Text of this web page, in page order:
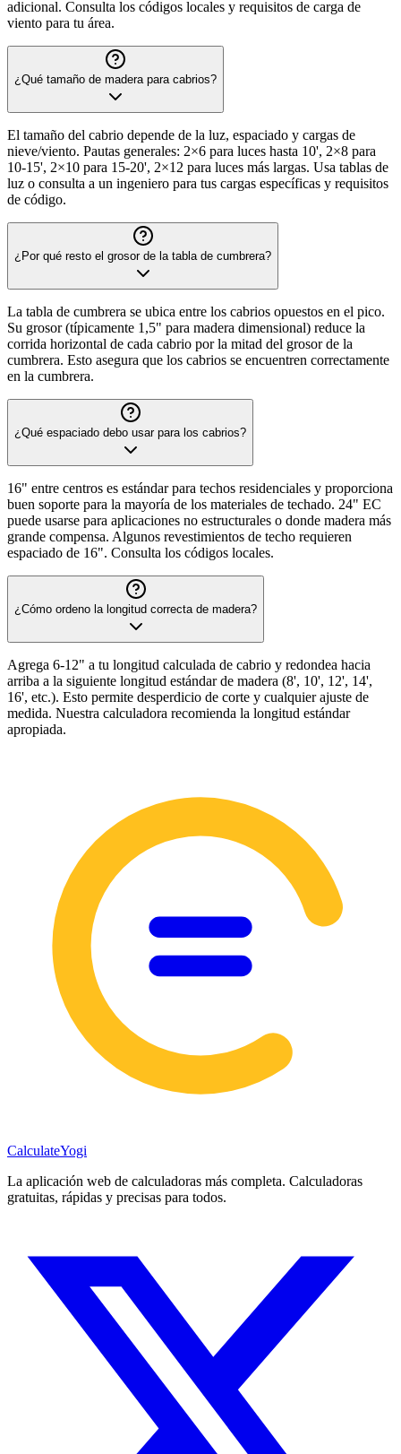
adicional. Consulta los códigos locales y requisitos de carga de
viento para tu área.
¿Qué tamaño de madera para cabrios?
El tamaño del cabrio depende de la luz, espaciado y cargas de
nieve/viento. Pautas generales: 2×6 para luces hasta 10', 2×8 para
10-15', 2×10 para 15-20', 2×12 para luces más largas. Usa tablas de
luz o consulta a un ingeniero para tus cargas específicas y requisitos
de código.
¿Por qué resto el grosor de la tabla de cumbrera?
La tabla de cumbrera se ubica entre los cabrios opuestos en el pico.
Su grosor (típicamente 1,5" para madera dimensional) reduce la
corrida horizontal de cada cabrio por la mitad del grosor de la
cumbrera. Esto asegura que los cabrios se encuentren correctamente
en la cumbrera.
¿Qué espaciado debo usar para los cabrios?
16" entre centros es estándar para techos residenciales y proporciona
buen soporte para la mayoría de los materiales de techado. 24" EC
puede usarse para aplicaciones no estructurales o donde madera más
grande compensa. Algunos revestimientos de techo requieren
espaciado de 16". Consulta los códigos locales.
¿Cómo ordeno la longitud correcta de madera?
Agrega 6-12" a tu longitud calculada de cabrio y redondea hacia
arriba a la siguiente longitud estándar de madera (8', 10', 12', 14',
16', etc.). Esto permite desperdicio de corte y cualquier ajuste de
medida. Nuestra calculadora recomienda la longitud estándar
apropiada.
CalculateYogi
La aplicación web de calculadoras más completa. Calculadoras
gratuitas, rápidas y precisas para todos.